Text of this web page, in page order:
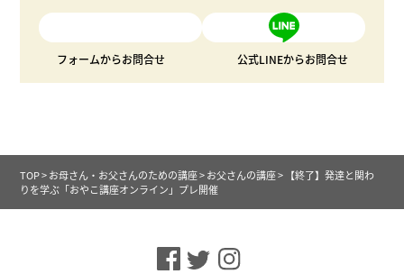
フォームからお問合せ 公式LINEからお問合せ
TOP>お母さん・お父さんのための講座>お父さんの講座> 【終了】発達と関わ
りを学ぶ「おやこ講座オンライン」プレ開催